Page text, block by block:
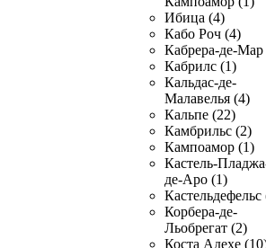
Ибица (4)
Кабо Роч (4)
Кабрера-де-Мар
Кабрилс (1)
Кальдас-де-
Малавелья (4)
Кальпе (22)
Камбрильс (2)
Кампоамор (1)
Кастель-
де-Аро (1)
Кастельдефельс
Корбера-де-
Льобрегат (2)
Коста Адехе